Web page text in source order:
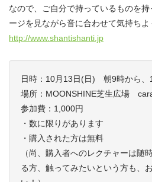
なので、ご自分で持っているものを
ージを見ながら音に合わせて気持ちよ
http://www.shantishanti.jp
日時：10月13日(日) 朝9時から、
場所：MOONSHINE芝生広場
参加費：1,000円
・数に限りがあります
・購入された方は無料
（尚、購入者へのレクチャーは随
る方、触ってみたいという方も、